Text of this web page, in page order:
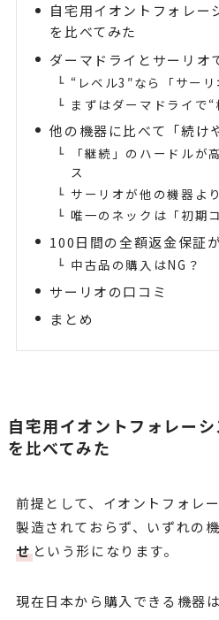
自宅用イオントフォレー
を比べてみた
ダーマドライとサーリオ
“レベル3″なら「サーリ
まずはダーマドライで“
他の機器に比べて「続け
「継続」のハードルが
ス
サーリオが他の機器よ
唯一のネックは「初期
100日間の全額返金保証
中古品の購入はNG？
サーリオの口コミ
まとめ
自宅用イオントフォレー
を比べてみた
前提として、イオントフォレ
製造されておらず、いずれの
せという形になります。
現在日本から購入できる機器